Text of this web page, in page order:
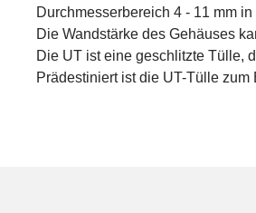
Durchmesserbereich 4 - 11 mm
Die Wandstärke des Gehäuses
Die UT ist eine geschlitzte Tülle,
Prädestiniert ist die UT-Tülle